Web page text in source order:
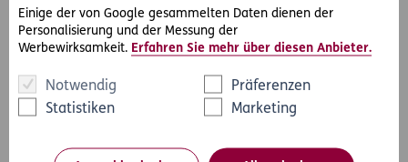
Einige der von Google gesammelten Daten dienen der
Personalisierung und der Messung der
Werbewirksamkeit. Erfahren Sie mehr über diesen Anbieter.
Notwendig
Präferenzen
Statistiken
Marketing
KFZ Pflaster